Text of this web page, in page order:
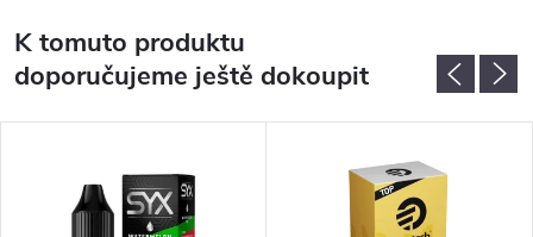
K tomuto produktu
doporučujeme ještě dokoupit